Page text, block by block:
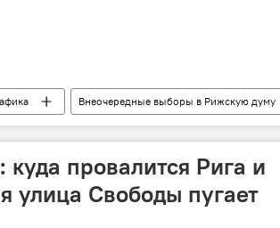
Внеочередные выборы в Рижскую думу
провалится Рига и
улица Свободы пугает